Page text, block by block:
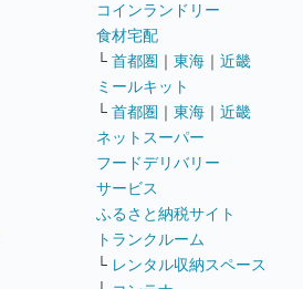
コインランドリー
食材宅配
└ 首都圏 ｜ 東海 ｜ 近畿
ミールキット
└ 首都圏 ｜ 東海 ｜ 近畿
ネットスーパー
フードデリバリー
サービス
ふるさと納税サイト
トランクルーム
└ レンタル収納スペース